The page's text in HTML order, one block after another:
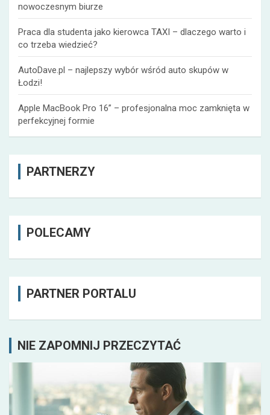
nowoczesnym biurze
Praca dla studenta jako kierowca TAXI – dlaczego warto i
co trzeba wiedzieć?
AutoDave.pl – najlepszy wybór wśród auto skupów w
Łodzi!
Apple MacBook Pro 16” – profesjonalna moc zamknięta w
perfekcyjnej formie
PARTNERZY
POLECAMY
PARTNER PORTALU
NIE ZAPOMNIJ PRZECZYTAĆ